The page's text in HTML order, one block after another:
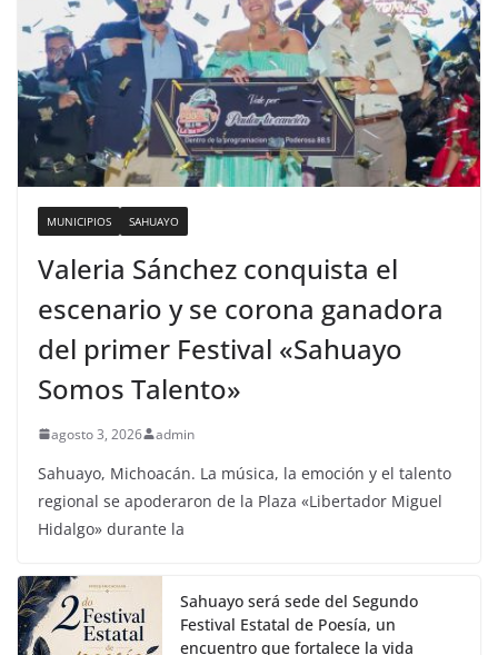
MUNICIPIOS SAHUAYO
Valeria Sánchez conquista el
escenario y se corona ganadora
del primer Festival «Sahuayo
Somos Talento»
agosto 3, 2026 admin
Sahuayo, Michoacán. La música, la emoción y el talento
regional se apoderaron de la Plaza «Libertador Miguel
Hidalgo» durante la
Sahuayo será sede del Segundo
Festival Estatal de Poesía, un
encuentro que fortalece la vida